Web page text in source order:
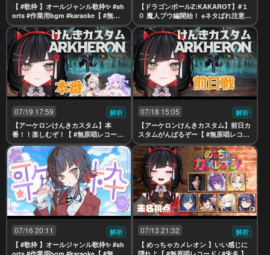
【 #歌枠 】オールジャンル歌枠✨ #sh
orts #作業用bgm #karaoke【 #無原
唱レコード / #朱名 】
【ドラゴンボールZ:KAKAROT】#１
０ 魔人ブウ編開始！ ※ネタばれ注意【
#無原唱レコード / #朱名 】
07/19 17:59
解析
【アーケロンけんきカスタム】本
番！！楽しむぞ！【 #無原唱レコード
/ #朱名 】
07/18 15:05
解析
【アーケロンけんきカスタム】前日カ
スタムがんばるぞー【 #無原唱レコー
ド / #朱名 】
07/16 20:11
解析
【 #歌枠 】オールジャンル歌枠✨ #sh
07/13 21:32
解析
【 めっちゃカメレオン 】いい感じに